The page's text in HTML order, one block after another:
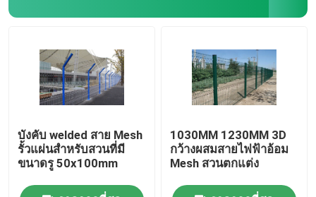
รั้วเหล็กดัด
บังคับ welded สาย Mesh
รั้วแผ่นสําหรับสวนที่มี
ขนาดรู 50x100mm
1030MM 1230MM 3D
กว้างผสมสายไฟฟ้าอ้อม
Mesh สวนตกแต่ง